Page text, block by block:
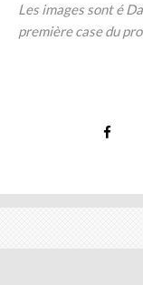
Les images sont é
première case du